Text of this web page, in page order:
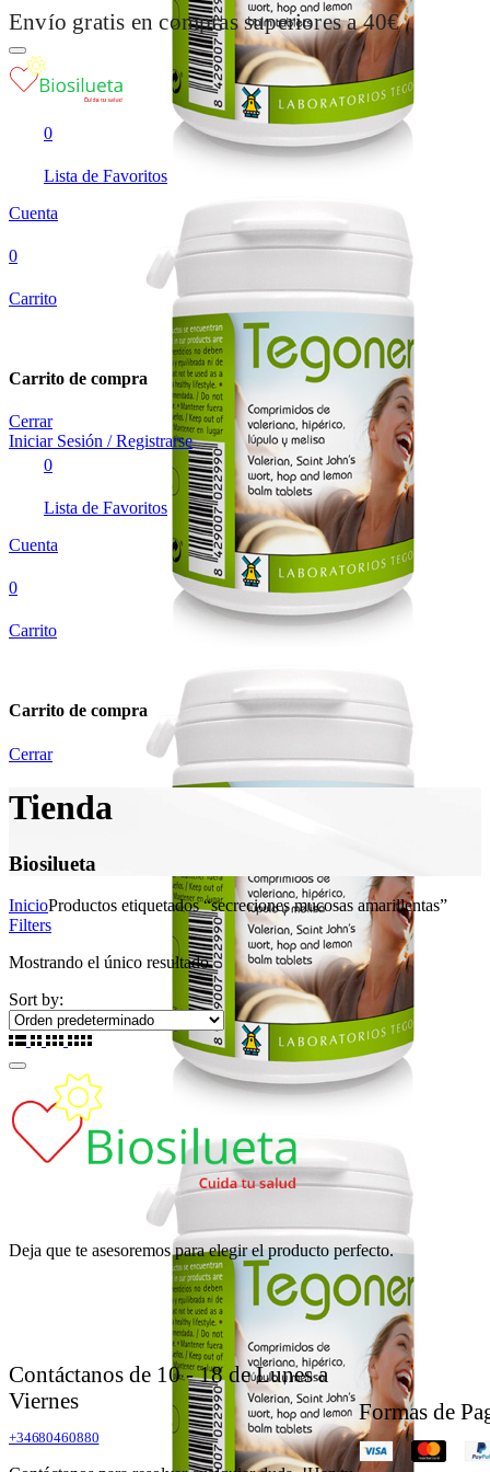
Envío gratis en compras superiores a 40€
0
Lista de Favoritos
Cuenta
0
Carrito
Carrito de compra
Cerrar
Iniciar Sesión / Registrarse
0
Lista de Favoritos
Cuenta
0
Carrito
Carrito de compra
Cerrar
Tienda
Biosilueta
InicioProductos etiquetados “secreciones mucosas amarillentas”
Filters
Mostrando el único resultado
Sort by:
Deja que te asesoremos para elegir el producto perfecto.
Contáctanos de 10 - 18 de Lunes a
Viernes
+34680460880
Formas de